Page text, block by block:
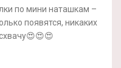
по мини наташкам –
появятся, никаких